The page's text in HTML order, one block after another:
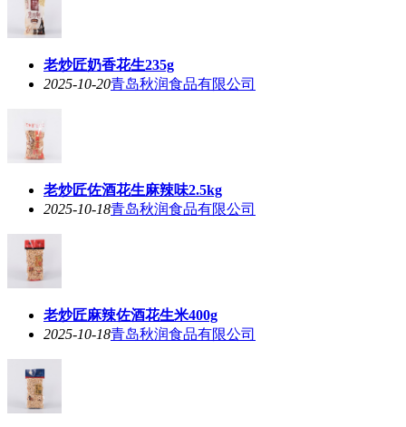
老炒匠奶香花生235g
2025-10-20青岛秋润食品有限公司
老炒匠佐酒花生麻辣味2.5kg
2025-10-18青岛秋润食品有限公司
老炒匠麻辣佐酒花生米400g
2025-10-18青岛秋润食品有限公司